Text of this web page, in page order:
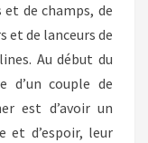
de champs, de
et de lanceurs de
Au début du
d’un couple de
est d’avoir un
et d’espoir, leur